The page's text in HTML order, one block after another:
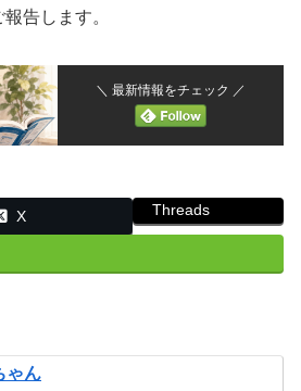
告します。
＼ 最新情報をチェック ／
X Threads
ゃん